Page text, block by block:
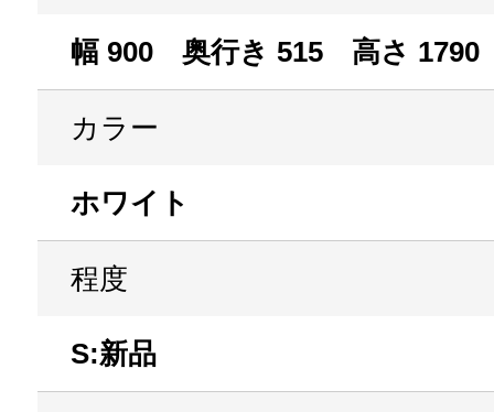
幅 900 奥行き 515 高さ 1790
カラー
ホワイト
程度
S:新品